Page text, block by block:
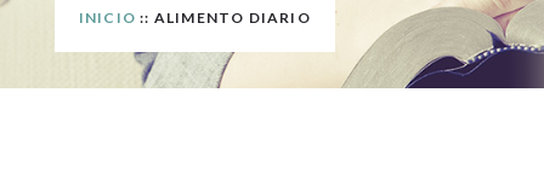
INICIO :: ALIMENTO DIARIO